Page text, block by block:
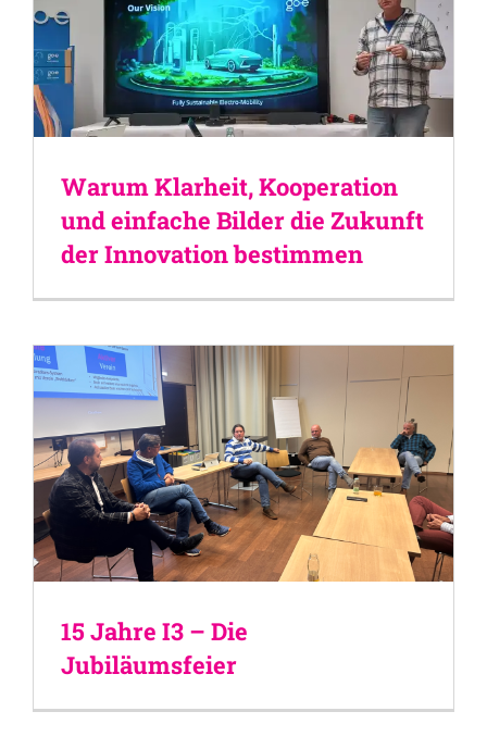
Warum Klarheit, Kooperation
und einfache Bilder die Zukunft
der Innovation bestimmen
15 Jahre I3 – Die
Jubiläumsfeier